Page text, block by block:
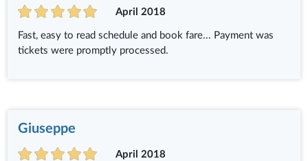
April 2018
Fast, easy to read schedule and book fare... Payment was
tickets were promptly processed.
Giuseppe
April 2018